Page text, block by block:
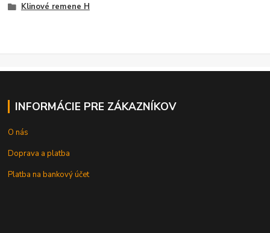
Klinové remene H
INFORMÁCIE PRE ZÁKAZNÍKOV
O nás
Doprava a platba
Platba na bankový účet